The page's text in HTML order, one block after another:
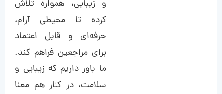
و زیبایی، همواره تلاش
کرده تا محیطی آرام،
حرفه‌ای و قابل اعتماد
برای مراجعین فراهم کند.
ما باور داریم که زیبایی و
سلامت، در کنار هم معنا